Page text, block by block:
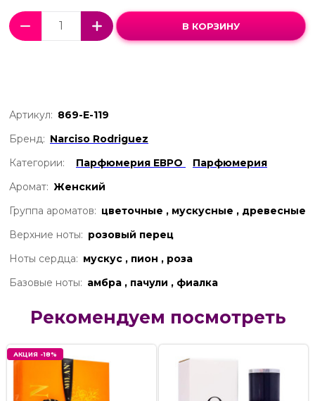
В КОРЗИНУ
Артикул: 869-Е-119
Бренд: Narciso Rodriguez
Категории:
Парфюмерия ЕВРО
Парфюмерия
Аромат: Женский
Группа ароматов: цветочные , мускусные , древесные
Верхние ноты: розовый перец
Ноты сердца: мускус , пион , роза
Базовые ноты: амбра , пачули , фиалка
Рекомендуем посмотреть
АКЦИЯ -18%